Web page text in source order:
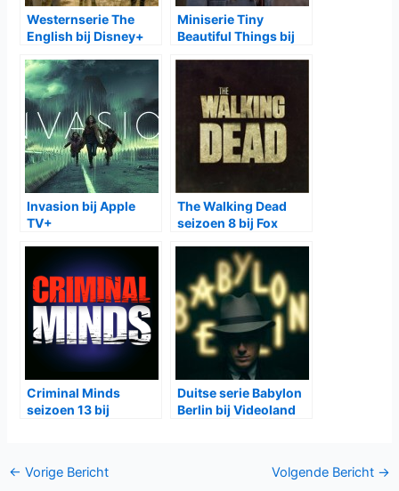
Westernserie The
English bij Disney+
Miniserie Tiny
Beautiful Things bij
Invasion bij Apple
TV+
The Walking Dead
seizoen 8 bij Fox
Criminal Minds
seizoen 13 bij
Duitse serie Babylon
Berlin bij Videoland
Bericht
← Vorige Bericht Volgende Bericht →